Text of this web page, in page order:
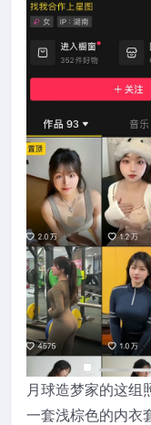
月球造梦家的这组
一套浅棕色的内衣